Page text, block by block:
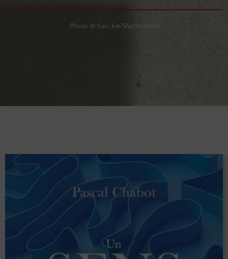
Photo © fran_kie/Shutterstock